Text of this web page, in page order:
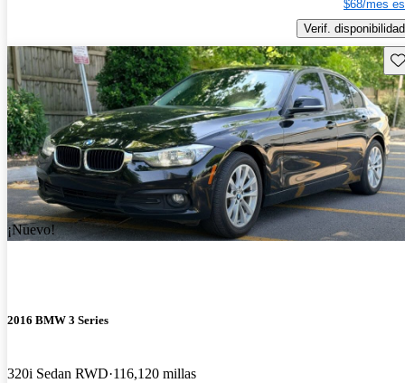
$68/mes
Verif. disponibilidad
¡Nuevo!
2016 BMW 3 Series
320i Sedan RWD 116,120 millas